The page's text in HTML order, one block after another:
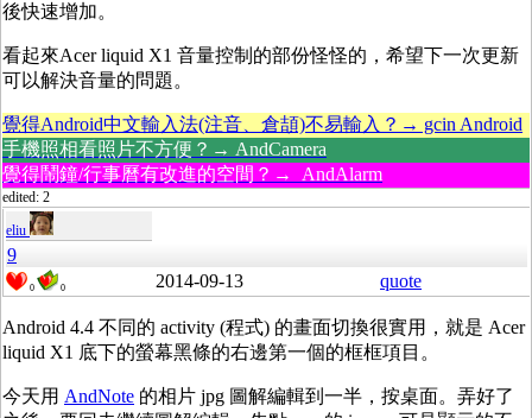
後快速增加。
看起來Acer liquid X1 音量控制的部份怪怪的，希望下一次更新
可以解決音量的問題。
覺得Android中文輸入法(注音、倉頡)不易輸入？→ gcin Android
手機照相看照片不方便？→ AndCamera
覺得鬧鐘/行事曆有改進的空間？→ AndAlarm
edited: 2
eliu
9
0 0 2014-09-13 quote
Android 4.4 不同的 activity (程式) 的畫面切換很實用，就是 Acer
liquid X1 底下的螢幕黑條的右邊第一個的框框項目。
今天用 AndNote 的相片 jpg 圖解編輯到一半，按桌面。弄好了